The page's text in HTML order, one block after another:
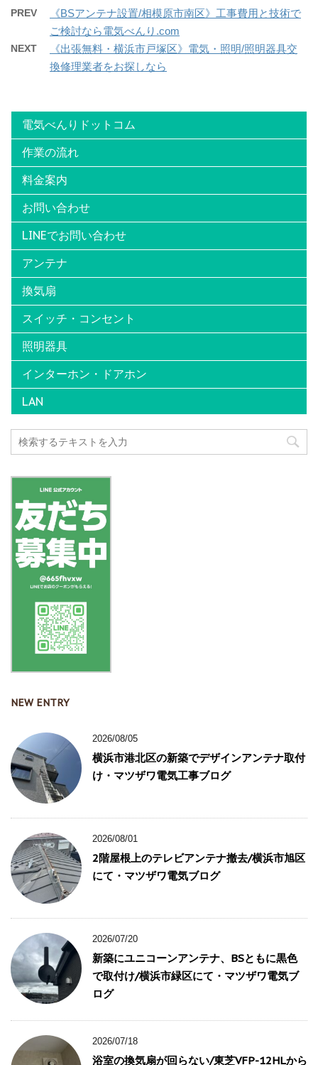
PREV
《BSアンテナ設置/相模原市南区》工事費用と技術で
ご検討なら電気べんり.com
NEXT
《出張無料・横浜市戸塚区》電気・照明/照明器具交
換修理業者をお探しなら
電気べんりドットコム
作業の流れ
料金案内
お問い合わせ
LINEでお問い合わせ
アンテナ
換気扇
スイッチ・コンセント
照明器具
インターホン・ドアホン
LAN
NEW ENTRY
2026/08/05
横浜市港北区の新築でデザインアンテナ取付
け・マツザワ電気工事ブログ
2026/08/01
2階屋根上のテレビアンテナ撤去/横浜市旭区
にて・マツザワ電気ブログ
2026/07/20
新築にユニコーンアンテナ、BSともに黒色
で取付け/横浜市緑区にて・マツザワ電気ブ
ログ
2026/07/18
浴室の換気扇が回らない/東芝VFP-12HLから